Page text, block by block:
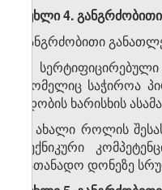
მუხლი 4.
განგრძობითი
ა)
რომელიც საჭიროა
ნდობის ხარისხის
ბ) ახალი როლის
ტექნიკური
სათანადო დონეზე